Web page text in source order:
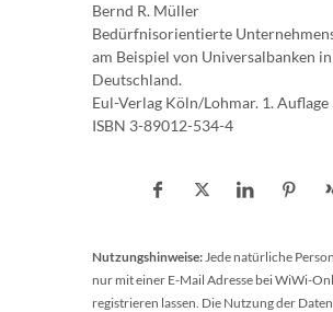
Bernd R. Müller
Bedürfnisorientierte
am Beispiel von Universalbanken in
Deutschland.
Eul-Verlag Köln/Lohmar. 1. Auflage
ISBN 3-89012-534-4
Nutzungshinweise:Jede natürliche
nur mit einer E-Mail Adresse bei WiWi-
registrieren lassen. Die Nutzung der